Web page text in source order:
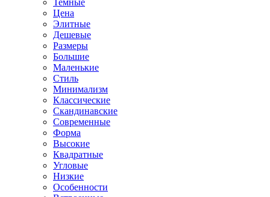
Темные
Цена
Элитные
Дешевые
Размеры
Большие
Маленькие
Стиль
Минимализм
Классические
Скандинавские
Современные
Форма
Высокие
Квадратные
Угловые
Низкие
Особенности